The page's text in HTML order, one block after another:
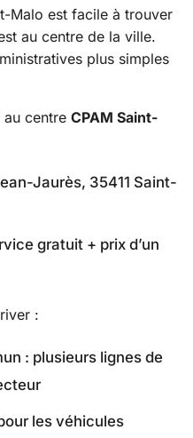
Malo est facile à trouver
au centre de la ville.
plus simples
centre CPAM Saint-
Jaurès, 35411 Saint-
gratuit + prix d’un
:
: plusieurs lignes de
les véhicules